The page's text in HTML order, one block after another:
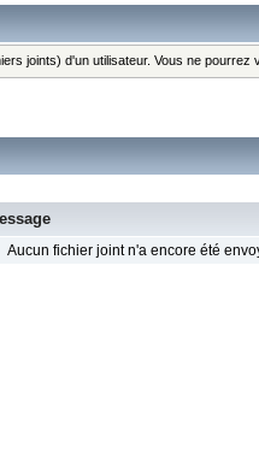
joints) d'un utilisateur. Vous ne
Aucun fichier joint n'a encore été